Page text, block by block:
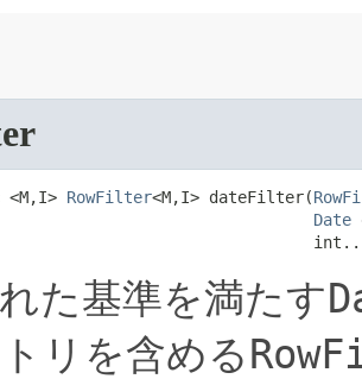
RowFilter<M,I> dateFilter​(
Date
た基準を満たす
リを含める